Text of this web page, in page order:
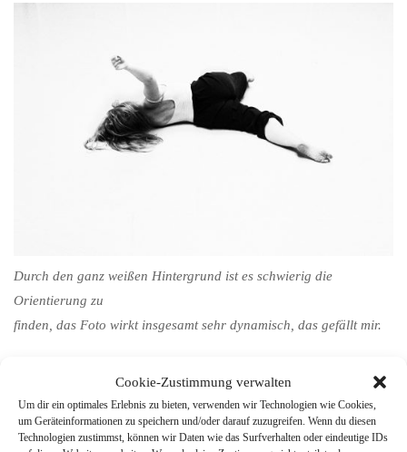
Cookie-Zustimmung verwalten
Um dir ein optimales Erlebnis zu bieten, verwenden wir Technologien wie Cookies,
um Geräteinformationen zu speichern und/oder darauf zuzugreifen. Wenn du diesen
Technologien zustimmst, können wir Daten wie das Surfverhalten oder eindeutige IDs
Durch den ganz weißen Hintergrund ist es schwierig die
Orientierung zu
finden, das Foto wirkt insgesamt sehr dynamisch, das gefällt mir.